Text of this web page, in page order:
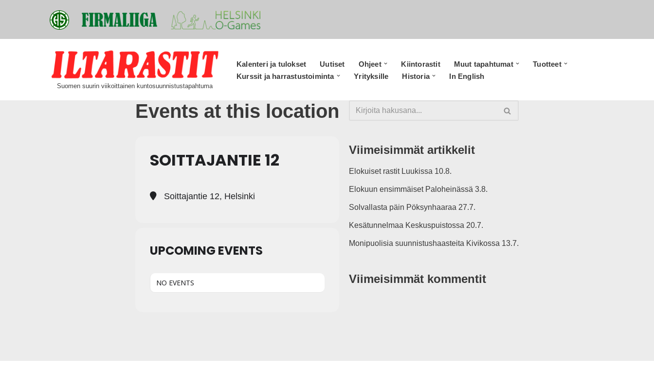
Suomen suurin viikoittainen kuntosuunnistustapahtuma
Kalenteri ja tulokset Uutiset Ohjeet Kiintorastit Muut tapahtumat
Tuotteet
Kurssit ja harrastustoiminta
Yrityksille Historia In English
Events at this location
SOITTAJANTIE 12
Soittajantie 12, Helsinki
UPCOMING EVENTS
NO EVENTS
Viimeisimmät artikkelit
Elokuiset rastit Luukissa 10.8.
Elokuun ensimmäiset Paloheinässä 3.8.
Solvallasta päin Pöksynhaaraa 27.7.
Kesätunnelmaa Keskuspuistossa 20.7.
Monipuolisia suunnistushaasteita Kivikossa 13.7.
Viimeisimmät kommentit